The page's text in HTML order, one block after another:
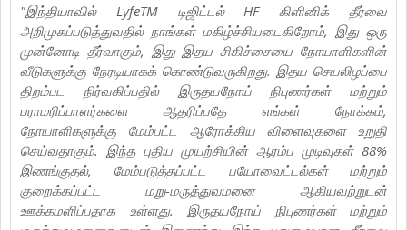
"இந்தியாவில் LyfeTM டிஜிட்டல் HF கிளினிக் தீர்வை
அறிமுகப்படுத்துவதில் நாங்கள் மகிழ்ச்சியடைகிறோம், இது ஒரு
முன்னோடி தீர்வாகும், இது இதய சிகிச்சையை நோயாளிகளின்
வீடுகளுக்கு நேரடியாகக் கொண்டுவருகிறது. இதய செயலிழப்பை
திறம்பட நிர்வகிப்பதில் இருதயநோய் நிபுணர்கள் மற்றும்
பராமரிப்பாளர்களை ஆதரிப்பதே எங்கள் நோக்கம்,
நோயாளிகளுக்கு மேம்பட்ட ஆரோக்கிய விளைவுகளை உறுதி
செய்வதாகும். இந்த புதிய முயற்சியின் ஆரம்ப முடிவுகள் 88%
இணங்குதல், மேம்படுத்தப்பட்ட பயோவைட்டல்கள் மற்றும்
குறைக்கப்பட்ட மறு-மருத்துவமனை ஆகியவற்றுடன்
ஊக்கமளிப்பதாக உள்ளது. இருதயநோய் நிபுணர்கள் மற்றும்